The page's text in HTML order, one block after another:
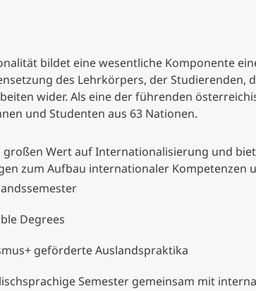
bildet eine wesentliche Komponente
des Lehrkörpers, der Studierenden,
wider. Als eine der führenden
und Studenten aus 63 Nationen.
großen Wert auf Internationalisierung und
zum Aufbau internationaler Kompetenzen
Degrees
geförderte Auslandspraktika
Semester gemeinsam mit